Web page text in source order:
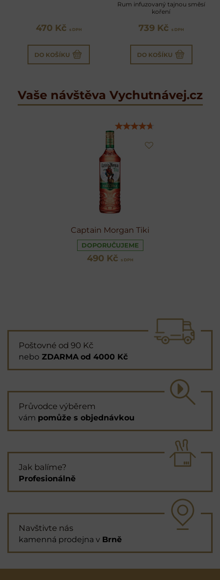
470 Kč s DPH
DO KOŠÍKU
Rum infuzovaný tajnou směsí
koření
739 Kč s DPH
DO KOŠÍKU
Vaše návštěva Vychutnávej.cz
Captain Morgan Tiki
DOPORUČUJEME
490 Kč s DPH
Poštovné od 90 Kč
nebo ZDARMA od 4000 Kč
Průvodce výběrem
vám pomůže s objednávkou
Jak balíme?
Profesionálně
Navštivte nás
kamenná prodejna v Brně